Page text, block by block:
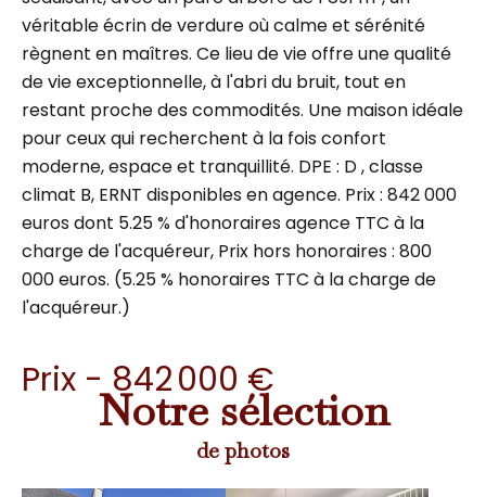
véritable écrin de verdure où calme et sérénité
règnent en maîtres. Ce lieu de vie offre une qualité
de vie exceptionnelle, à l'abri du bruit, tout en
restant proche des commodités. Une maison idéale
pour ceux qui recherchent à la fois confort
moderne, espace et tranquillité. DPE : D , classe
climat B, ERNT disponibles en agence. Prix : 842 000
euros dont 5.25 % d'honoraires agence TTC à la
charge de l'acquéreur, Prix hors honoraires : 800
000 euros. (5.25 % honoraires TTC à la charge de
l'acquéreur.)
Prix - 842 000 €
Notre sélection
de photos